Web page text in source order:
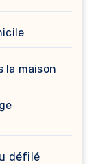
maison
défilé